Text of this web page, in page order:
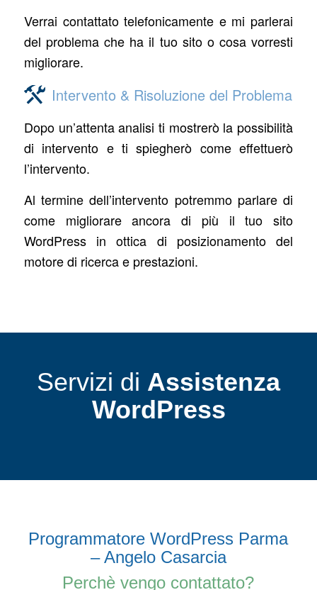
Verrai contattato telefonicamente e mi parlerai
del problema che ha il tuo sito o cosa vorresti
migliorare.
Intervento & Risoluzione del Problema
Dopo un’attenta analisi ti mostrerò la possibilità
di intervento e ti spiegherò come effettuerò
l’intervento.
Al termine dell’intervento potremmo parlare di
come migliorare ancora di più il tuo sito
WordPress in ottica di posizionamento del
motore di ricerca e prestazioni.
Servizi di Assistenza
WordPress
Programmatore WordPress Parma
– Angelo Casarcia
Perchè vengo contattato?